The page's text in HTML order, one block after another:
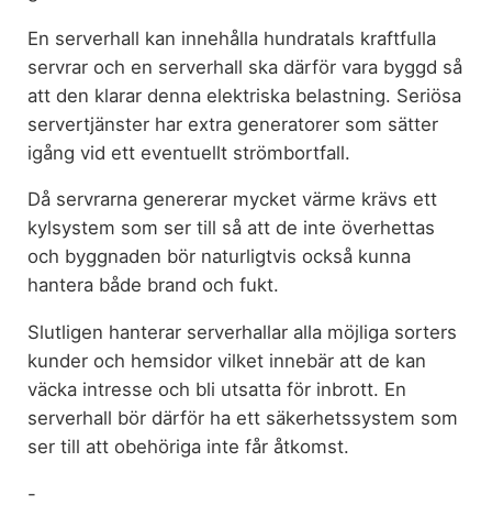
En serverhall kan innehålla hundratals kraftfulla
servrar och en serverhall ska därför vara byggd så
att den klarar denna elektriska belastning. Seriösa
servertjänster har extra generatorer som sätter
igång vid ett eventuellt strömbortfall.
Då servrarna genererar mycket värme krävs ett
kylsystem som ser till så att de inte överhettas
och byggnaden bör naturligtvis också kunna
hantera både brand och fukt.
Slutligen hanterar serverhallar alla möjliga sorters
kunder och hemsidor vilket innebär att de kan
väcka intresse och bli utsatta för inbrott. En
serverhall bör därför ha ett säkerhetssystem som
ser till att obehöriga inte får åtkomst.
-